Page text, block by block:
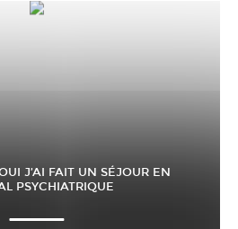
J’AI FAIT UN SÉJOUR EN
PSYCHIATRIQUE